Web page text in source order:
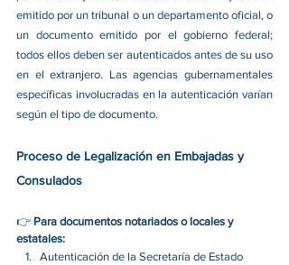
emitido por un tribunal o un departamento oficial, o
un documento emitido por el gobierno federal;
todos ellos deben ser autenticados antes de su uso
en el extranjero. Las agencias gubernamentales
específicas involucradas en la autenticación varían
según el tipo de documento.
Proceso de Legalización en Embajadas y
Consulados
👉 Para documentos notariados o locales y
estatales:
Autenticación de la Secretaría de Estado